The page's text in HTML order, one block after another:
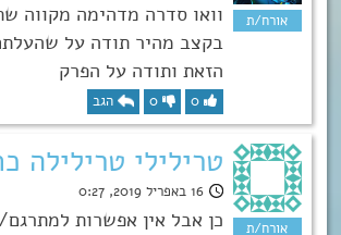
וואו סדרה מדהימה מקווה
בקצב מהיר תודה על
הזאת ותודה על הפרק
0
0 הגב
טרילילי טרילילה
16 באפריל 2019, 0:27
כן אבל אין אפשרות